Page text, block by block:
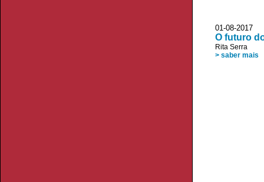
01-08-2017
O futuro
Rita Serra
> saber mais